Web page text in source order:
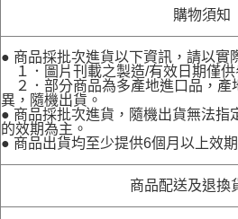
購物須知
● 商品採批次進貨以下資訊，請以實
１．圖片刊載之製造/有效日期僅供
２．部分商品為多產地進口品，產
異，隨機出貨。
● 商品採批次進貨，隨機出貨無法指
的效期為主。
● 商品出貨均至少提供6個月以上效
商品配送及退換